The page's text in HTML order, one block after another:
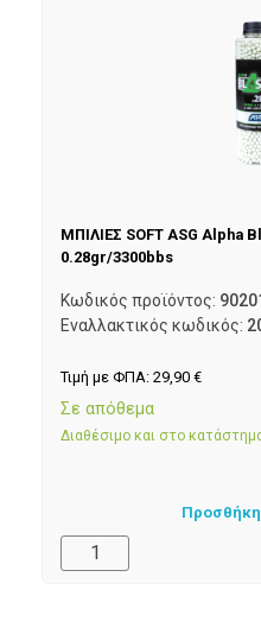
ΜΠΙΛΙΕΣ SOFT ASG Alpha
0.28gr/3300bbs
Κωδικός προϊόντος:
Εναλλακτικός κωδικός:
Τιμή με ΦΠΑ: 29,90 €
Σε απόθεμα
Διαθέσιμο και στο
Προσθήκη